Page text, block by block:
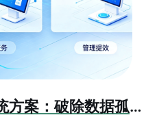
电子班牌对接教务系统方案：破除数据孤岛，赋能智慧校园精细化管理